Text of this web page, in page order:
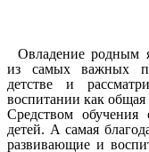
Овладение родным
из самых важных
детстве и
воспитании как общая
Средством обучения
детей. А самая
развивающие и